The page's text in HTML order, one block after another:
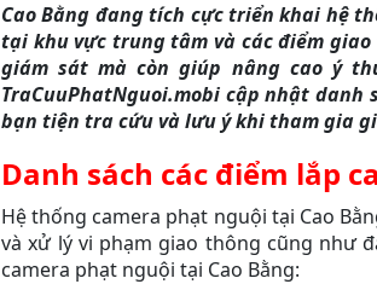
Cao Bằng đang tích cực triển khai hệ
tại khu vực trung tâm và các điểm
giám sát mà còn giúp nâng cao ý
TraCuuPhatNguoi.mobi cập nhật
bạn tiện tra cứu và lưu ý khi tham gia
Danh sách các điểm lắp
Hệ thống camera phạt nguội tại Cao
và xử lý vi phạm giao thông cũng như
camera phạt nguội tại Cao Bằng: